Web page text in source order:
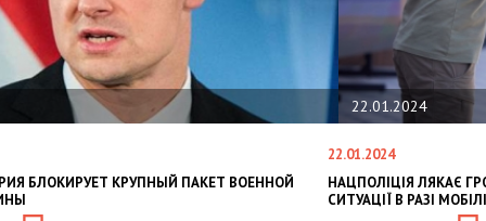
22.01.2024
ЛЯКАЄ ГРОМАДЯН ПОГІРШЕННЯМ КРИМІНОГЕННОЇ
В РАЗІ МОБІЛІЗАЦІЇ ПОЛІЦІЯНТІВ НА ВІЙНУ